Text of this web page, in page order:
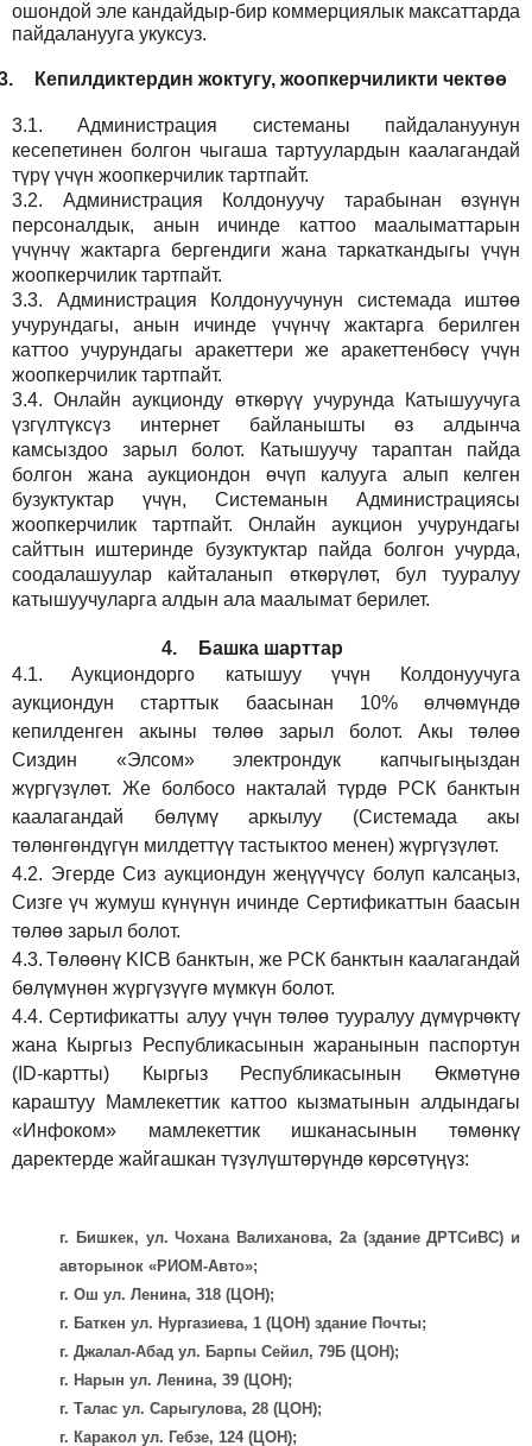
ошондой эле кандайдыр-бир коммерциялык максаттарда
пайдаланууга укуксуз.
Кепилдиктердин жоктугу, жоопкерчиликти чектөө
3.1.Администрация системаны пайдалануунун
кесепетинен болгон чыгаша тартуулардын каалагандай
түрү үчүн жоопкерчилик тартпайт.
3.2. Администрация
Колдонуучу тарабынан өзүнүн
персоналдык, анын ичинде каттоо маалыматтарын
үчүнчү жактарга бергендиги жана таркаткандыгы үчүн
жоопкерчилик тартпайт.
3.3. Администрация Колдонуучунун системада иштөө
учурундагы, анын ичинде үчүнчү жактарга берилген
каттоо учурундагы аракеттери же аракеттенбөсү үчүн
жоопкерчилик тартпайт.
3.4.Онлайн аукционду өткөрүү учурунда Катышуучуга
үзгүлтүксүз интернет байланышты өз алдынча
камсыздоозарыл болот.
Катышуучу тараптан пайда
болгон жана аукциондон өчүп калууга алып келген
бузуктуктар үчүн, Системанын Администрациясы
жоопкерчилик тартпайт. Онлайн аукцион учурундагы
сайттын иштеринде бузуктуктар пайда болгон учурда,
соодалашуулар кайталанып өткөрүлөт, бул тууралуу
катышуучуларга алдын ала маалымат берилет.
4.
Башка шарттар
4.1.
Аукциондорго катышуу үчүн Колдонуучуга
аукциондун старттык баасынан 10% өлчөмүндө
кепилденген акыны төлөө зарыл болот. Акы төлөө
Сиздин «Элсом»электрондук капчыгыңыздан
жүргүзүлөт. Же болбосо накталай түрдө РСК банктын
каалагандай бөлүмү аркылуу (Системада акы
төлөнгөндүгүн милдеттүү тастыктоо менен) жүргүзүлөт.
4.2. Эгерде Сиз аукциондун жеңүүчүсү болуп калсаңыз,
Сизге үч жумуш күнүнүн ичинде Сертификаттын баасын
төлөө зарыл болот.
4.3. Төлөөнү KICB банктын, же РСК банктын каалагандай
бөлүмүнөн жүргүзүүгө мүмкүн болот.
4.4.Сертификатты алуу үчүн төлөө тууралуу дүмүрчөктү
жана Кыргыз Республикасынын жаранынын паспортун
(ID-картты) Кыргыз Республикасынын Өкмөтүнө
караштуу Мамлекеттик каттоо кызматынын алдындагы
«Инфоком» мамлекеттик ишканасынын төмөнкү
даректерде жайгашкан түзүлүштөрүндө көрсөтүңүз:
г. Бишкек, ул. Чохана Валиханова, 2а (здание ДРТСиВС) и
авторынок «РИОМ-Авто»;
г. Ош ул. Ленина, 318 (ЦОН);
г. Баткен ул. Нургазиева, 1 (ЦОН) здание Почты;
г. Джалал-Абад ул. Барпы Сейил, 79Б (ЦОН);
г. Нарын ул. Ленина, 39 (ЦОН);
г. Талас ул. Сарыгулова, 28 (ЦОН);
г. Каракол ул. Гебзе, 124 (ЦОН);